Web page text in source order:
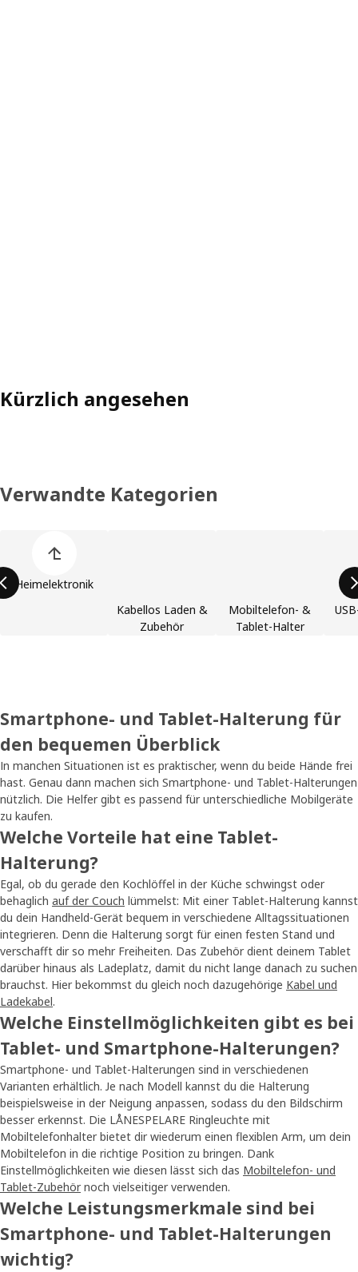
Kürzlich angesehen
Verwandte Kategorien
Heimelektronik
Kabellos Laden &
Zubehör
Mobiltelefon- &
Tablet-Halter
Smartphone- und Tablet-Halterung für
den bequemen Überblick
In manchen Situationen ist es praktischer, wenn du beide Hände frei
hast. Genau dann machen sich Smartphone- und Tablet-Halterungen
nützlich. Die Helfer gibt es passend für unterschiedliche Mobilgeräte
zu kaufen.
Welche Vorteile hat eine Tablet-
Halterung?
Egal, ob du gerade den Kochlöffel in der Küche schwingst oder
behaglich auf der Couch lümmelst: Mit einer Tablet-Halterung kannst
du dein Handheld-Gerät bequem in verschiedene Alltagssituationen
integrieren. Denn die Halterung sorgt für einen festen Stand und
verschafft dir so mehr Freiheiten. Das Zubehör dient deinem Tablet
darüber hinaus als Ladeplatz, damit du nicht lange danach zu suchen
brauchst. Hier bekommst du gleich noch dazugehörige Kabel und
Ladekabel.
Welche Einstellmöglichkeiten gibt es bei
Tablet- und Smartphone-Halterungen?
Smartphone- und Tablet-Halterungen sind in verschiedenen
Varianten erhältlich. Je nach Modell kannst du die Halterung
beispielsweise in der Neigung anpassen, sodass du den Bildschirm
besser erkennst. Die LÅNESPELARE Ringleuchte mit
Mobiltelefonhalter bietet dir wiederum einen flexiblen Arm, um dein
Mobiltelefon in die richtige Position zu bringen. Dank
Einstellmöglichkeiten wie diesen lässt sich das Mobiltelefon- und
Tablet-Zubehör noch vielseitiger verwenden.
Welche Leistungsmerkmale sind bei
Smartphone- und Tablet-Halterungen
wichtig?